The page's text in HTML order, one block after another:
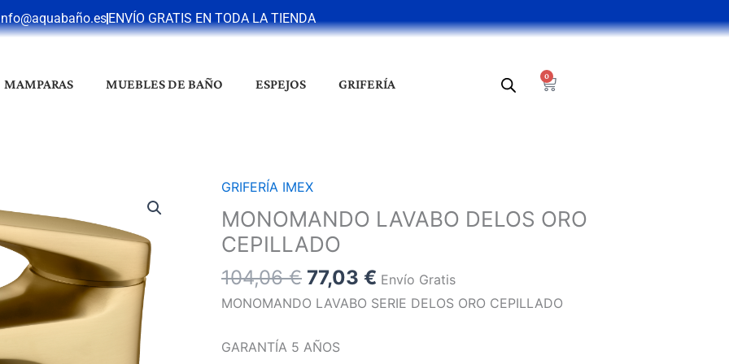
ENVÍO GRATIS EN TODA LA TIENDA
MAMPARAS MUEBLES DE BAÑO ESPEJOS GRIFERÍA
0
Cart
GRIFERÍA IMEX
MONOMANDO LAVABO DELOS ORO
CEPILLADO
104,06€
El
precio
original
era:
104,06 €.
77,03 €
precio
actual
77,03 €.
Envío Gratis
MONOMANDO LAVABO SERIE DELOS ORO CEPILLADO
GARANTÍA 5 AÑOS
MONOMANDO
LAVABO
DELOS
ORO
CEPILLADO
cantidad